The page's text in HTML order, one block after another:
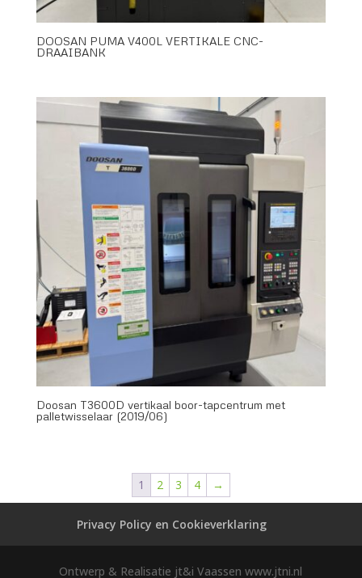
DOOSAN PUMA V400L VERTIKALE CNC-
DRAAIBANK
Doosan T3600D vertikaal boor-tapcentrum met
palletwisselaar (2019/06)
1 2 3 4 →
Privacy Policy en Cookieverklaring
Ontwerp & Realisatie jt&i Vaassen www.jtni.nl